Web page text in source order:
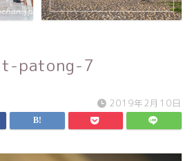
patong-7
2019年2月10日